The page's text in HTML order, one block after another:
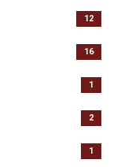
12
16
1
2
1